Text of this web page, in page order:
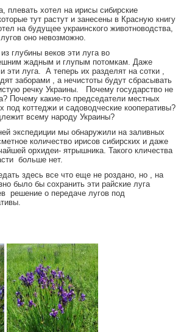
плевать хотел на ирисы сибирские
тут растут и занесены в Красную книгу
на будущее украинского животноводства,
оно невозможно.
глубины веков эти луга во
жадным и глупым потомкам. Даже
эти луга. А теперь их разделят на сотки ,
заборами , а нечистоты будут сбрасывать
речку Украины. Почему государство не
Почему какие-то председатели местных
под коттеджи и садоводческие кооперативы?
всему народу Украины?
экспедиции мы обнаружили на заливных
количество ирисов сибирских и даже
орхидеи- ятрышника. Такого кличества
больше нет.
здесь все что еще не роздано, но , на
было бы сохранить эти райские луга
решение о передаче лугов под